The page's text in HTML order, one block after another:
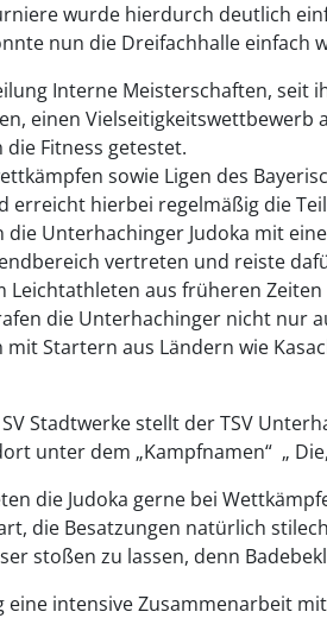
wurde hierdurch deutlich
nun die Dreifachhalle einfach
Interne Meisterschaften, seit
einen
Fitness getestet.
sowie Ligen des
erreicht hierbei regelmäßig die
die Unterhachinger Judoka mit
vertreten und reiste
Leichtathleten aus früheren
die Unterhachinger nicht nur
Startern aus Ländern wie
Stadtwerke stellt der TSV
unter dem „Kampfnamen“ „
die Judoka gerne bei
die Besatzungen natürlich
stoßen zu lassen, denn
eine intensive Zusammenarbeit